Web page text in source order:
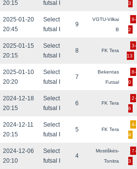
20:15
futsal I
3
2025-01-20
20:45
Select
futsal I
9
VGTU-Vilkai
B
9-
2
2025-01-15
20:15
Select
futsal I
8 FK Tera
3-
13
2025-01-10
20:20
Select
futsal I
7
Bekentas
Futsal
8-
0
2024-12-18
20:15
Select
futsal I
6 FK Tera
2-
6
2024-12-11
20:15
Select
futsal I
5 FK Tera
4-
4
2024-12-06
20:10
Select
futsal I
4
Mostiškės-
Tonitra
7-
3